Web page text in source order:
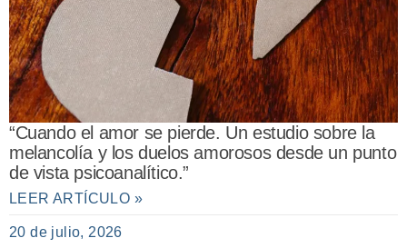
“Cuando el amor se pierde. Un estudio sobre la
melancolía y los duelos amorosos desde un punto
de vista psicoanalítico.”
LEER ARTÍCULO »
20 de julio, 2026